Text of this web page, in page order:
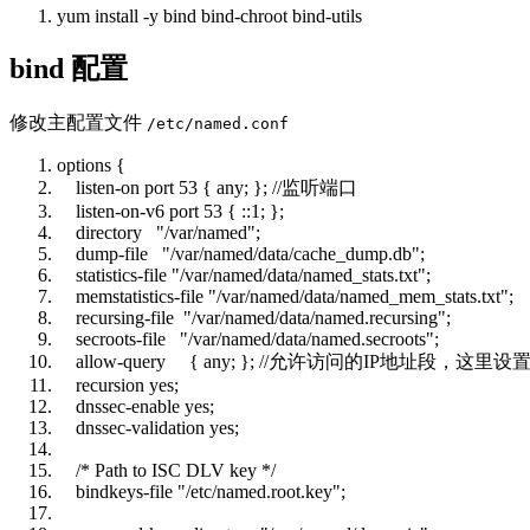
yum install -y bind bind-chroot bind-utils
bind 配置
修改主配置文件 /etc/named.conf
options {
listen-on port 53 { any; }; //监听端口
listen-on-v6 port 53 { ::1; };
directory "/var/named";
dump-file "/var/named/data/cache_dump.db";
statistics-file "/var/named/data/named_stats.txt";
memstatistics-file "/var/named/data/named_mem_stats.txt";
recursing-file "/var/named/data/named.recursing";
secroots-file "/var/named/data/named.secroots";
allow-query { any; }; //允许访问的IP地址段，这里设
recursion yes;
dnssec-enable yes;
dnssec-validation yes;
/* Path to ISC DLV key */
bindkeys-file "/etc/named.root.key";